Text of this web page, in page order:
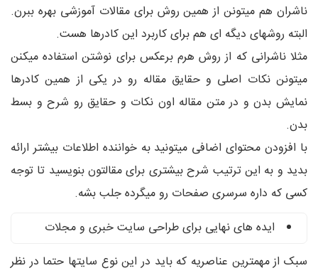
ناشران هم میتونن از همین روش برای مقالات آموزشی بهره ببرن.
البته روشهای دیگه ای هم برای کاربرد این کادرها هست.
مثلا ناشرانی که از روش هرم برعکس برای نوشتن استفاده میکنن
میتونن نکات اصلی و حقایق مقاله رو در یکی از همین کادرها
نمایش بدن و در متن مقاله اون نکات و حقایق رو شرح و بسط
بدن.
با افزودن محتوای اضافی میتونید به خواننده اطلاعات بیشتر ارائه
بدید و به این ترتیب شرح بیشتری برای مقالتون بنویسید تا توجه
کسی که داره سرسری صفحات رو میگرده جلب بشه.
ایده های نهایی برای طراحی سایت خبری و مجلات
سبک از مهمترین عناصریه که باید در این نوع سایتها حتما در نظر